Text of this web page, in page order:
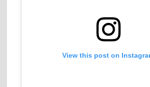
View this post on